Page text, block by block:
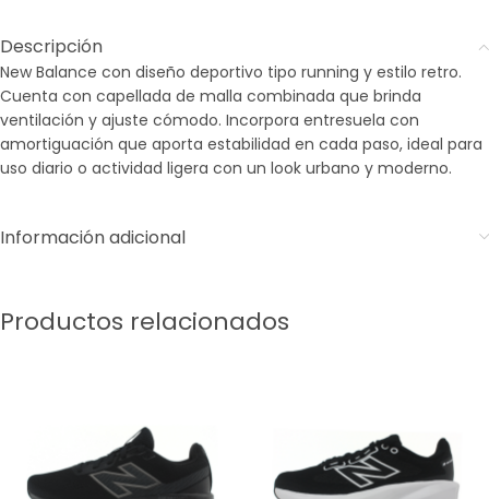
Descripción
New Balance con diseño deportivo tipo running y estilo retro.
Cuenta con capellada de malla combinada que brinda
ventilación y ajuste cómodo. Incorpora entresuela con
amortiguación que aporta estabilidad en cada paso, ideal para
uso diario o actividad ligera con un look urbano y moderno.
Información adicional
Productos relacionados